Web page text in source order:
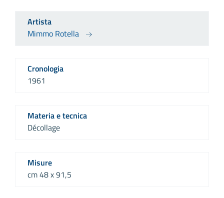
Artista
Mimmo Rotella
Cronologia
1961
Materia e tecnica
Décollage
Misure
cm 48 x 91,5